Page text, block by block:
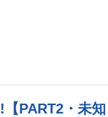
PART2・未知